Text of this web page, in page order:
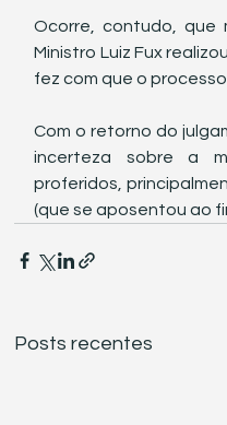
Ocorre, contudo,
Ministro Luiz Fux
fez com que o
Com o retorno do
incerteza sobre a
proferidos,
(que se aposentou ao
Posts recentes